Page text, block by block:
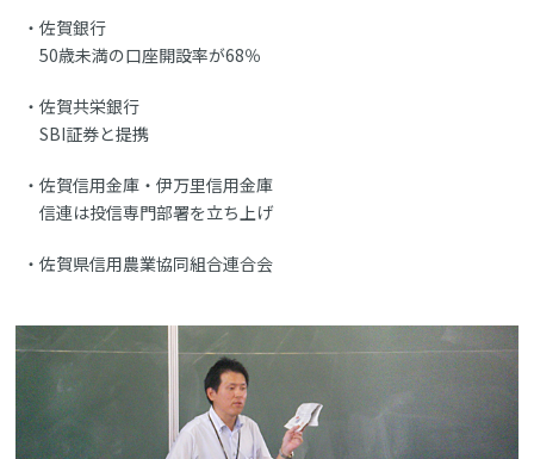
佐賀銀行
50歳未満の口座開設率が68％
佐賀共栄銀行
SBI証券と提携
佐賀信用金庫・伊万里信用金庫
信連は投信専門部署を立ち上げ
佐賀県信用農業協同組合連合会